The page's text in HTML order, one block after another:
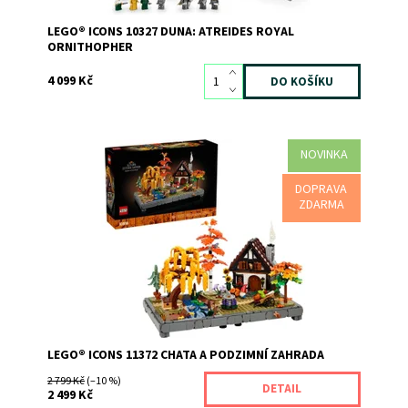
LEGO® ICONS 10327 DUNA: ATREIDES ROYAL
ORNITHOPHER
4 099 Kč
NOVINKA
DOPRAVA
ZDARMA
Zachyťte podzimní atmosféru se stavebnicí LEGO® Icons
Chata a podzimní zahrada (11372) pro dospělé. Vytvořte
sezónní dekoraci plnou podzimních barev. Uvolněte se
při sestavování propracovaných detailů a poté
přeskupte stromy, rostliny a dekorativní prvky a...
Momentálně nedostupné
12866
LEGO
LEGO® ICONS 11372 CHATA A PODZIMNÍ ZAHRADA
2 799 Kč(–10 %)
2 499 Kč DETAIL